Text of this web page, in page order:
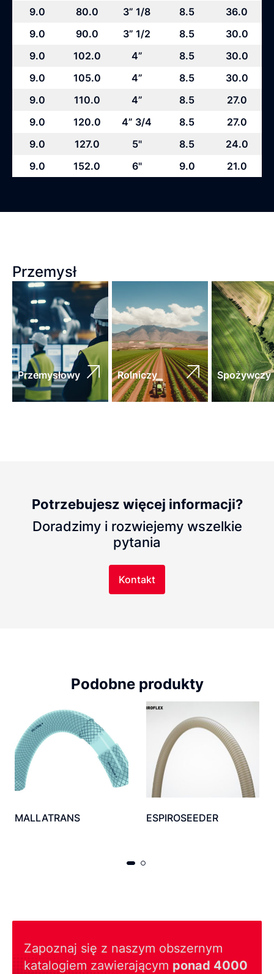
9.0 80.0 3” 1/8 8.5
36.0
9.0
90.0 3” 1/2 8.5
30.0
9.0
102.0 4” 8.5
30.0
9.0
105.0 4” 8.5
30.0
9.0
110.0 4” 8.5
27.0
9.0
120.0 4” 3/4 8.5
27.0
9.0
127.0 5" 8.5
24.0
9.0
152.0 6" 9.0 21.0
Przemysł
Przemysłowy Rolniczy Spożywczy
Potrzebujesz więcej informacji?
Doradzimy i rozwiejemy wszelkie
pytania
Kontakt
Podobne produkty
MALLATRANS ESPIROSEEDER
Zapoznaj się z naszym obszernym
katalogiem zawierającym ponad 4000